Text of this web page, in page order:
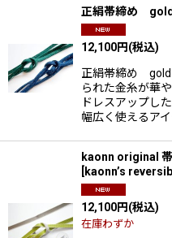
正絹帯締め
12,100円(税込)
正絹帯締め gold
られた金糸が華
ドレスアップし
幅広く使えるア
kaonn original
kaonn’s
12,100円(税込)
在庫わずか